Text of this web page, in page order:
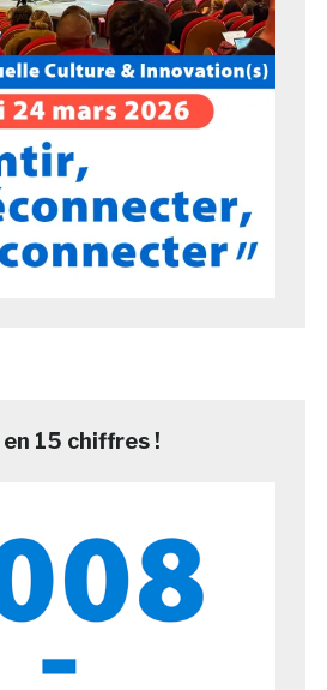
en 15 chiffres !